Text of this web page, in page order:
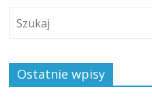
Ostatnie wpisy